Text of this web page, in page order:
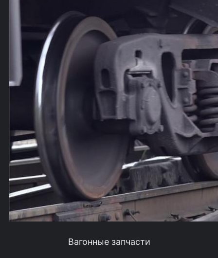
Вагонные запчасти